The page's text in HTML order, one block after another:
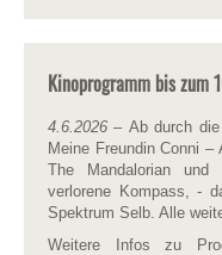
Kinoprogramm bis zum
4.6.2026 – Ab durch
Meine Freundin Conni –
The Mandalorian
verlorene Kompass, -
Spektrum Selb. Alle
Weitere Infos zu